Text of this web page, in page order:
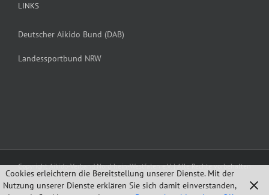
LINKS
Deutscher Aikido Bund (DAB)
Landessportbund NRW
Copyright Aikido-Verband Nordrhein-Westfalen e.V. | Alle Rechte vorbehalten
Facebook
Cookies erleichtern die Bereitstellung unserer Dienste. Mit der
Nutzung unserer Dienste erklären Sie sich damit einverstanden,